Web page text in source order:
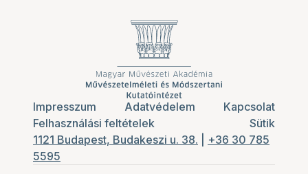
Impresszum Adatvédelem
Kapcsolat
Felhasználási feltételek
Sütik
1121 Budapest, Budakeszi u. 38.
+36 30 785
5595